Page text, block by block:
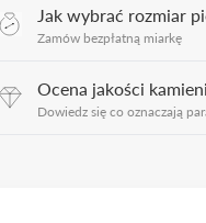
Jak wybrać rozmiar
Zamów bezpłatną miarkę
Ocena jakości
Dowiedz się co oznaczają